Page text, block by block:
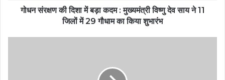
गोधन संरक्षण की दिशा में बड़ा कदम : मुख्यमंत्री विष्णु देव साय ने 11
जिलों में 29 गौधाम का किया शुभारंभ